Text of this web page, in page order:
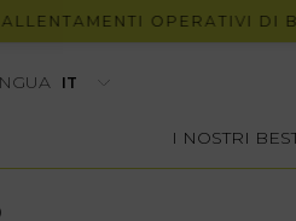
OPERATIVI DI
I NOSTRI